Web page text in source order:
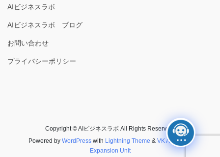
AIビジネスラボ
AIビジネスラボ ブログ
お問い合わせ
プライバシーポリシー
Copyright © AIビジネスラボ All Rights Reserved.
Powered by WordPresswith Lightning Theme & VK All in One
Expansion Unit